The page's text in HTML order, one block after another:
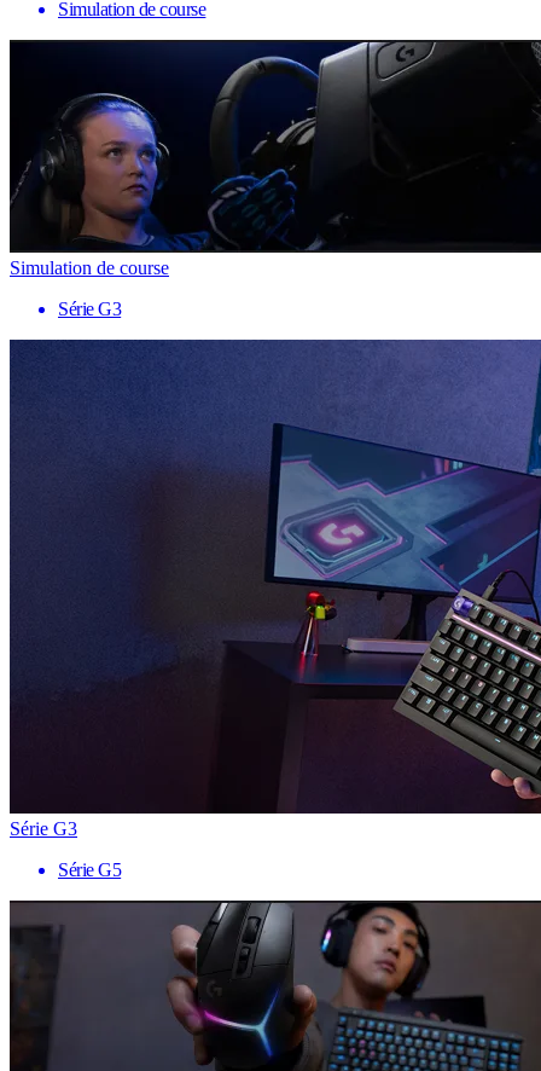
Simulation de course
Simulation de course
Série G3
Série G3
Série G5